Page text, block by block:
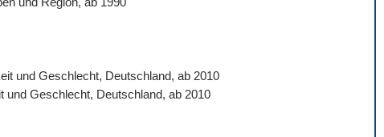
und Geschlecht, Deutschland, ab 2010
und Geschlecht, Deutschland, ab 2010